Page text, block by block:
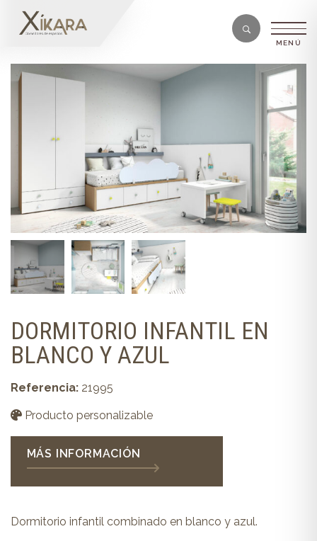
DORMITORIO INFANTIL EN
BLANCO Y AZUL
Referencia: 21995
Producto personalizable
MÁS INFORMACIÓN
Dormitorio infantil combinado en blanco y azul.